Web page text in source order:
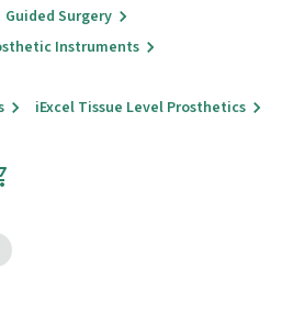
Guided Surgery
Instruments
iExcel Tissue Level Prosthetics